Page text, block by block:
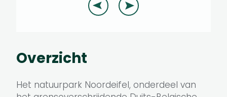
Overzicht
Het natuurpark Noordeifel, onderdeel van